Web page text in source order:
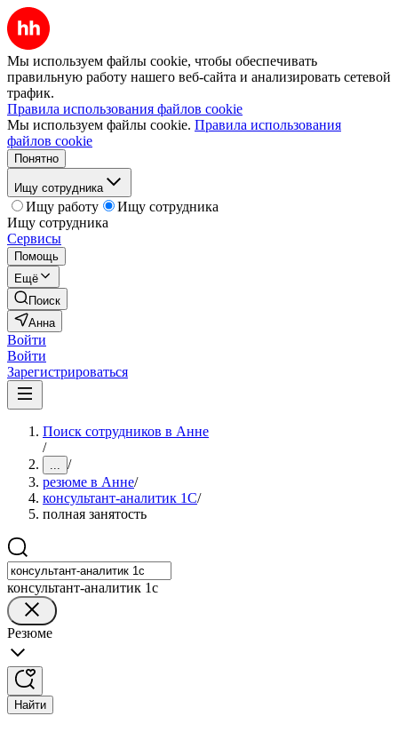
Мы используем файлы cookie, чтобы обеспечивать
правильную работу нашего веб-сайта и анализировать сетевой
трафик.
Правила использования файлов cookie
Мы используем файлы cookie. Правила использования
файлов cookie
Понятно
Ищу сотрудника
Ищу работу
Ищу сотрудника
Ищу сотрудника
Сервисы
Помощь
Ещё
Поиск
Анна
Войти
Войти
Зарегистрироваться
Поиск сотрудников в Анне
/
... /
резюме в Анне/
консультант-аналитик 1С/
полная занятость
консультант-аналитик 1с
Резюме
Найти